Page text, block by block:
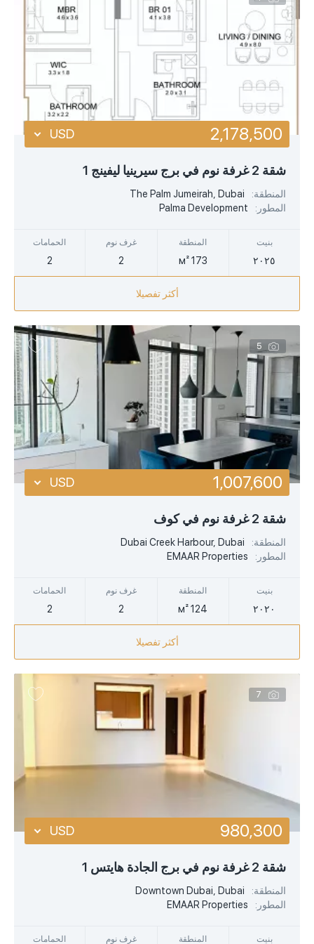
شقة 2 غرفة نوم في برج سيرينيا ليفينج 1
المنطقة:
The Palm Jumeirah, Dubai
المطور:
Palma Development
بنيت
٢٠٢٥
المنطقة
173 м²
غرف نوم
2
الحمامات
2
2,178,500
USD
أكثر تفصيلا
5
شقة 2 غرفة نوم في كوف
المنطقة:
Dubai Creek Harbour, Dubai
المطور:
EMAAR Properties
بنيت
٢٠٢٠
المنطقة
124 м²
غرف نوم
2
الحمامات
2
1,007,600
USD
أكثر تفصيلا
7
شقة 2 غرفة نوم في برج الجادة هايتس 1
المنطقة:
Downtown Dubai, Dubai
المطور:
EMAAR Properties
بنيت المنطقة غرف نوم الحمامات
980,300
USD